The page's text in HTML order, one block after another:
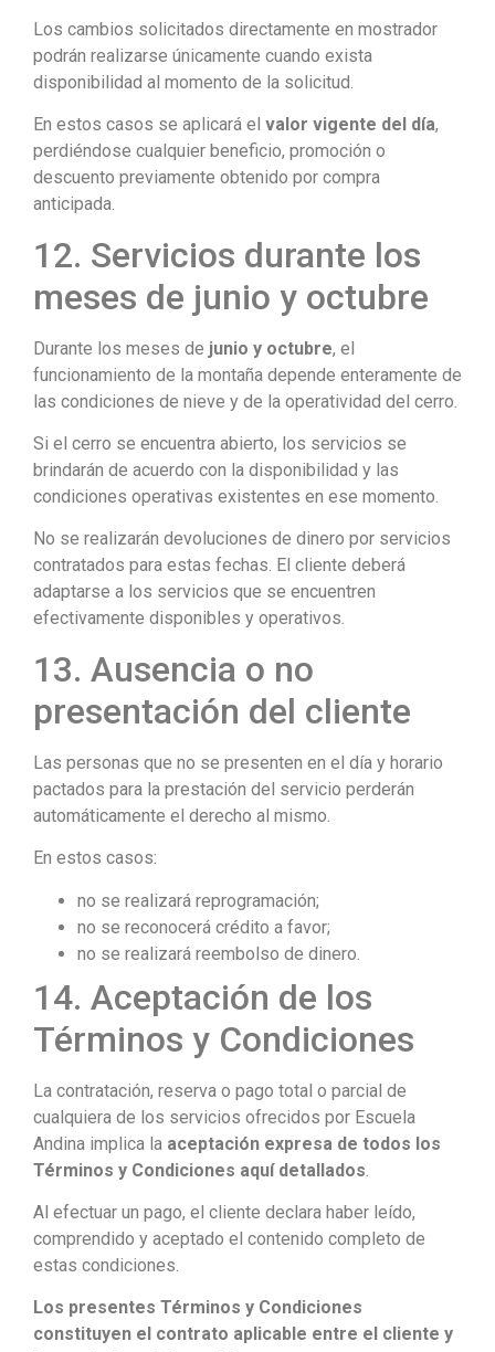
Los cambios solicitados directamente en mostrador
podrán realizarse únicamente cuando exista
disponibilidad al momento de la solicitud.
En estos casos se aplicará el valor vigente del día,
perdiéndose cualquier beneficio, promoción o
descuento previamente obtenido por compra
anticipada.
12. Servicios durante los
meses de junio y octubre
Durante los meses de junio y octubre, el
funcionamiento de la montaña depende enteramente de
las condiciones de nieve y de la operatividad del cerro.
Si el cerro se encuentra abierto, los servicios se
brindarán de acuerdo con la disponibilidad y las
condiciones operativas existentes en ese momento.
No se realizarán devoluciones de dinero por servicios
contratados para estas fechas. El cliente deberá
adaptarse a los servicios que se encuentren
efectivamente disponibles y operativos.
13. Ausencia o no
presentación del cliente
Las personas que no se presenten en el día y horario
pactados para la prestación del servicio perderán
automáticamente el derecho al mismo.
En estos casos:
no se realizará reprogramación;
no se reconocerá crédito a favor;
no se realizará reembolso de dinero.
14. Aceptación de los
Términos y Condiciones
La contratación, reserva o pago total o parcial de
cualquiera de los servicios ofrecidos por Escuela
Andina implica la aceptación expresa de todos los
Términos y Condiciones aquí detallados
Al efectuar un pago, el cliente declara haber leído,
comprendido y aceptado el contenido completo de
estas condiciones.
Los presentes Términos y Condiciones
constituyen el contrato aplicable entre el cliente y